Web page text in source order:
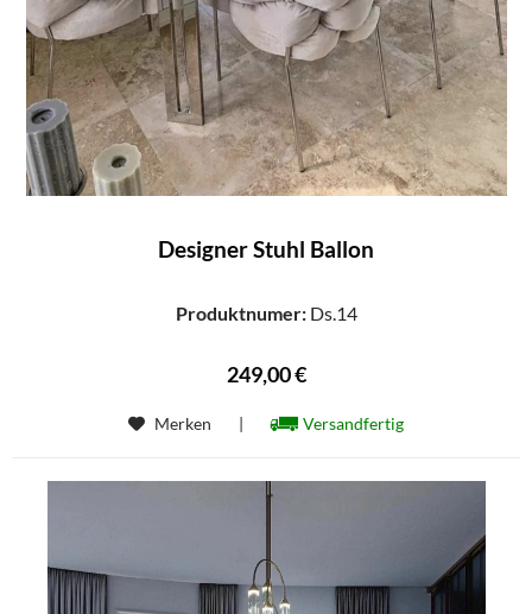
Designer Stuhl Ballon
Produktnumer:Ds.14
249,00 €
Merken | Versandfertig